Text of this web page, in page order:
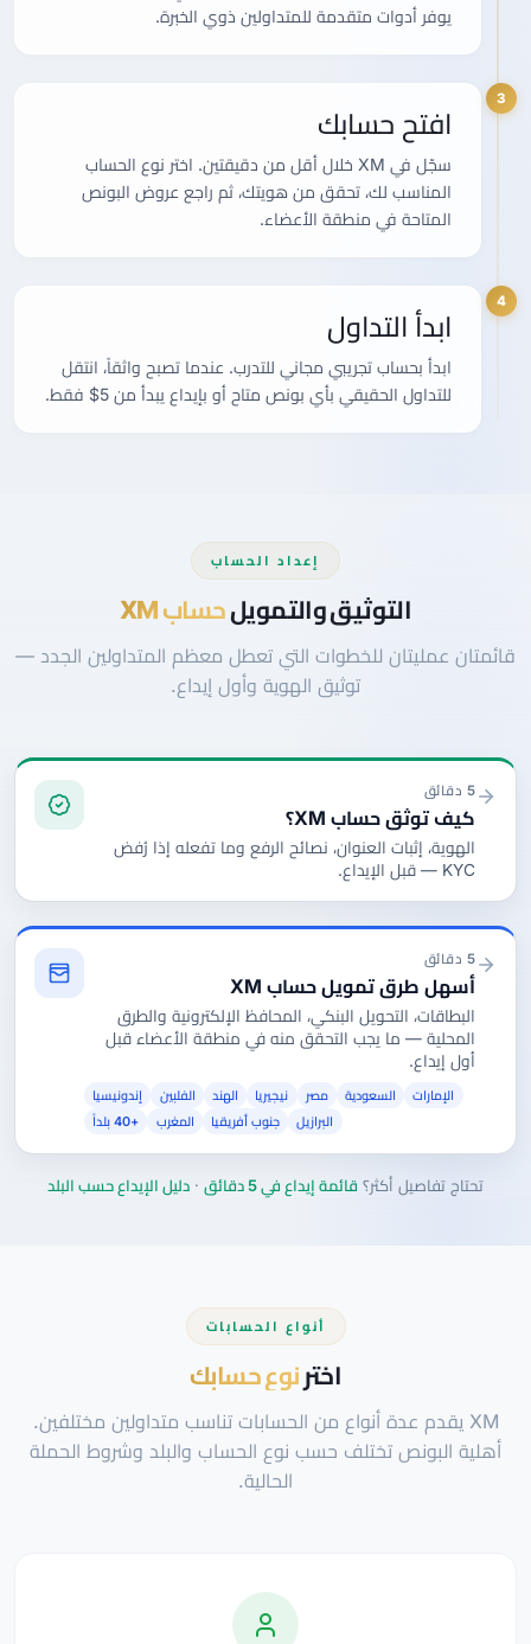
يوفر أدوات متقدمة للمتداولين ذوي الخبرة.
3
افتح حسابك
سجّل في XM خلال أقل من دقيقتين. اختر نوع الحساب
المناسب لك، تحقق من هويتك، ثم راجع عروض البونص
المتاحة في منطقة الأعضاء.
4
ابدأ التداول
ابدأ بحساب تجريبي مجاني للتدرب. عندما تصبح واثقاً، انتقل
للتداول الحقيقي بأي بونص متاح أو بإيداع يبدأ من 5$ فقط.
إعداد الحساب
التوثيق والتمويلحساب XM
قائمتان عمليتان للخطوات التي تعطل معظم المتداولين الجدد —
توثيق الهوية وأول إيداع.
5 دقائق
كيف توثق حساب XM؟
الهوية، إثبات العنوان، نصائح الرفع وما تفعله إذا رُفض
KYC — قبل الإيداع.
5 دقائق
أسهل طرق تمويل حساب XM
البطاقات، التحويل البنكي، المحافظ الإلكترونية والطرق
المحلية — ما يجب التحقق منه في منطقة الأعضاء قبل
أول إيداع.
الإمارات السعودية مصر نيجيريا الهند الفلبين
إندونيسيا
البرازيل
جنوب أفريقيا المغرب +40 بلداً
تحتاج تفاصيل أكثر؟ قائمة إيداع في 5 دقائق · دليل الإيداع حسب البلد
أنواع الحسابات
اختر نوع حسابك
XM يقدم عدة أنواع من الحسابات تناسب متداولين مختلفين.
أهلية البونص تختلف حسب نوع الحساب والبلد وشروط الحملة
الحالية.